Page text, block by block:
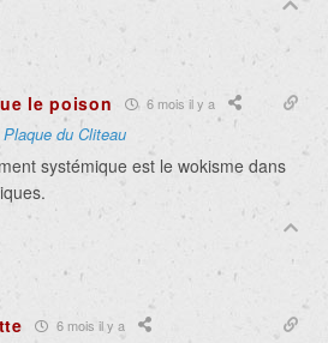
le poison 6 mois il y a
du Cliteau
systémique est le wokisme dans
6 mois il y a